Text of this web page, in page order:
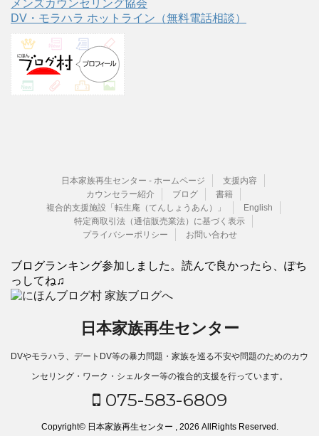
メンズカウンセリング協会
DV・モラハラ ホットライン（無料電話相談）
日本家族再生センター - ホームページ
支援内容
カウンセラー紹介
ブログ
書籍
複合的支援施設「転生庵（てんしょうあん）」
English
特定商取引法（通信販売業法）に基づく表示
プライバシーポリシー
お問い合わせ
ブログランキング参加しました。読んで良かったら、ぽち
っしてね♫
日本家族再生センター
DVやモラハラ、デートDV等の暴力問題・家族を巡る不安や問題のためのカウ
ンセリング・ワーク・シェルター等の複合的支援を行っています。
075-583-6809
Copyright© 日本家族再生センター , 2026 AllRights Reserved.